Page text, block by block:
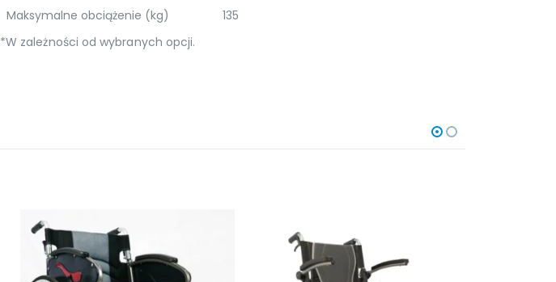
Maksymalne obciążenie (kg)
135
*W zależności od wybranych opcji.